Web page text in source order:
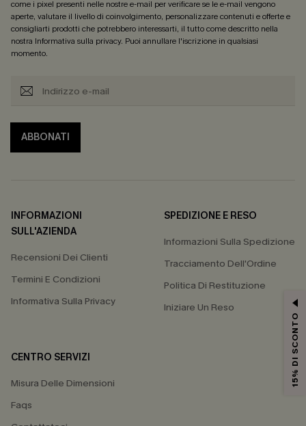
come i pixel presenti nelle nostre e-mail per verificare se le e-mail vengono
aperte, valutare il livello di coinvolgimento, personalizzare contenuti e offerte e
consigliarti prodotti che potrebbero interessarti, il tutto come descritto nella
nostra Informativa sulla privacy. Puoi annullare l'iscrizione in qualsiasi
momento.
ABBONATI
INFORMAZIONI
SULL'AZIENDA
Recensioni Dei Clienti
Termini E Condizioni
Informativa Sulla Privacy
SPEDIZIONE E RESO
Informazioni Sulla Spedizione
Tracciamento Dell'Ordine
Politica Di Restituzione
Iniziare Un Reso
CENTRO SERVIZI
Misura Delle Dimensioni
Faqs
15% DI SCONTO